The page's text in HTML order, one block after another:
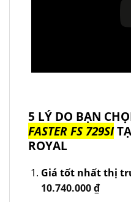
5 LÝ DO BẠN
FASTER FS 729SI
ROYAL
Giá tốt nhất thị
10.740.000₫